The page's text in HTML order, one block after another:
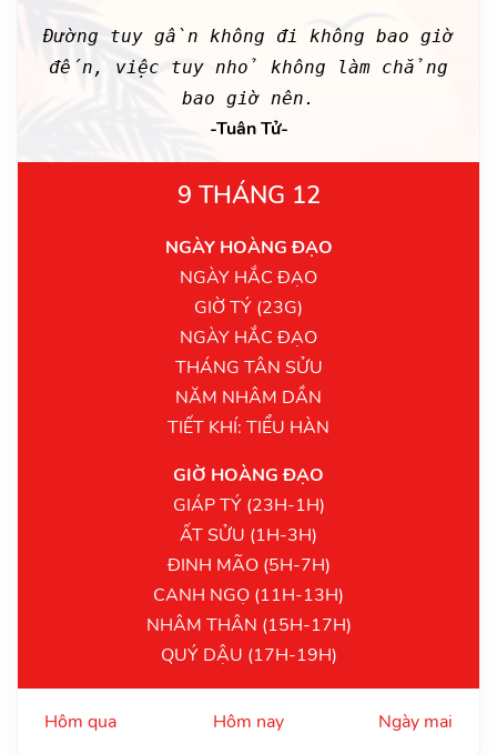
Đường tuy gần không đi không bao giờ
đến, việc tuy nhỏ không làm chẳng
bao giờ nên.
-Tuân Tử-
9 THÁNG 12
NGÀY HOÀNG ĐẠO
NGÀY HẮC ĐẠO
GIỜ TÝ (23G)
NGÀY HẮC ĐẠO
THÁNG TÂN SỬU
NĂM NHÂM DẦN
TIẾT KHÍ: TIỂU HÀN
GIỜ HOÀNG ĐẠO
GIÁP TÝ (23H-1H)
ẤT SỬU (1H-3H)
ĐINH MÃO (5H-7H)
CANH NGỌ (11H-13H)
NHÂM THÂN (15H-17H)
QUÝ DẬU (17H-19H)
Hôm qua Hôm nay Ngày mai